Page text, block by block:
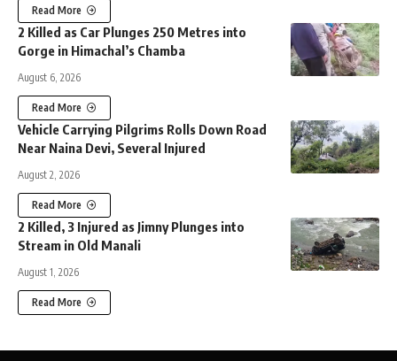
Read More
2 Killed as Car Plunges 250 Metres into
Gorge in Himachal’s Chamba
August 6, 2026
Read More
Vehicle Carrying Pilgrims Rolls Down Road
Near Naina Devi, Several Injured
August 2, 2026
Read More
2 Killed, 3 Injured as Jimny Plunges into
Stream in Old Manali
August 1, 2026
Read More